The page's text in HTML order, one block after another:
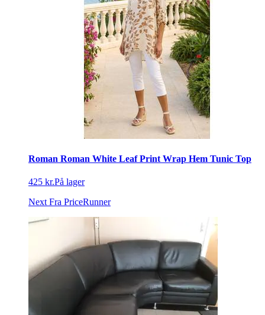
Roman Roman White Leaf Print Wrap Hem Tunic Top
425 kr.På lager
Next Fra PriceRunner